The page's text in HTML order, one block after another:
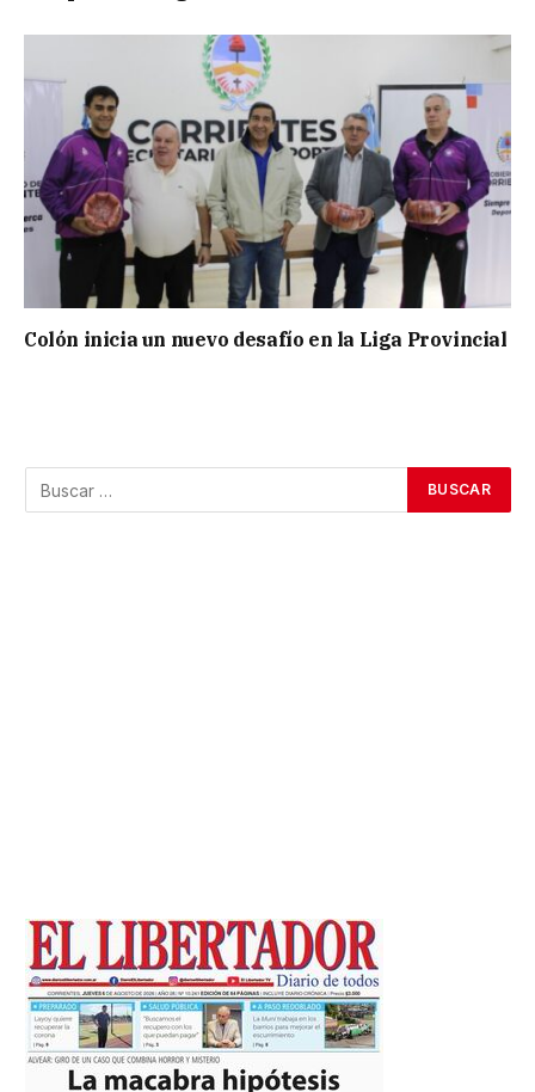
Colón inicia un nuevo desafío en la Liga Provincial